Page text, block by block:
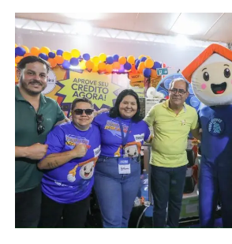
h
a
ts
A
p
p
a
c
e
b
o
o
k
e
s
s
e
n
g
er
o
p
y
Li
n
k
n
te
re
st
n
k
e
dI
n